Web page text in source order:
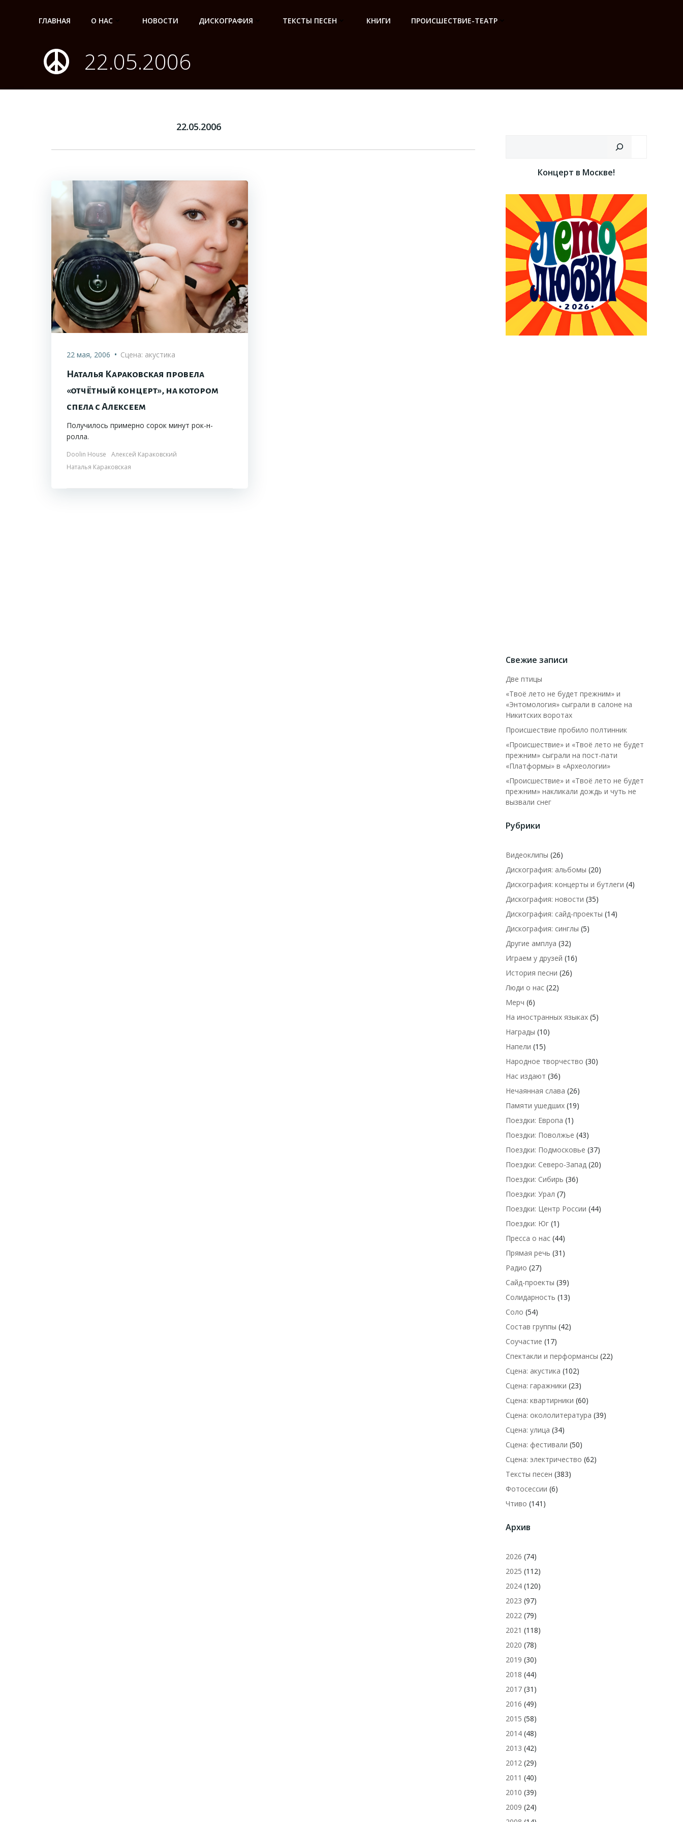
ГЛАВНАЯ О НАС НОВОСТИ ДИСКОГРАФИЯ ТЕКСТЫ ПЕСЕН КНИГИ ПРОИСШЕСТВИЕ-ТЕАТР
22.05.2006
22.05.2006
22 мая, 2006 • Сцена: акустика
Наталья Караковская провела
«отчётный концерт», на котором
спела с Алексеем
Получилось примерно сорок минут рок-н-
ролла.
Doolin House
Алексей Караковский
Наталья Караковская
Концерт в Москве!
Свежие записи
Две птицы
«Твоё лето не будет прежним» и
«Энтомология» сыграли в салоне на
Никитских воротах
Происшествие пробило полтинник
«Происшествие» и «Твоё лето не будет
прежним» сыграли на пост-пати
«Платформы» в «Археологии»
«Происшествие» и «Твоё лето не будет
прежним» накликали дождь и чуть не
вызвали снег
Рубрики
Видеоклипы (26)
Дискография: альбомы (20)
Дискография: концерты и бутлеги (4)
Дискография: новости (35)
Дискография: сайд-проекты (14)
Дискография: синглы (5)
Другие амплуа (32)
Играем у друзей (16)
История песни (26)
Люди о нас (22)
Мерч (6)
На иностранных языках (5)
Награды (10)
Напели (15)
Народное творчество (30)
Нас издают (36)
Нечаянная слава (26)
Памяти ушедших (19)
Поездки: Европа (1)
Поездки: Поволжье (43)
Поездки: Подмосковье (37)
Поездки: Северо-Запад (20)
Поездки: Сибирь (36)
Поездки: Урал (7)
Поездки: Центр России (44)
Поездки: Юг (1)
Пресса о нас (44)
Прямая речь (31)
Радио (27)
Сайд-проекты (39)
Солидарность (13)
Соло (54)
Состав группы (42)
Соучастие (17)
Спектакли и перформансы (22)
Сцена: акустика (102)
Сцена: гаражники (23)
Сцена: квартирники (60)
Сцена: окололитература (39)
Сцена: улица (34)
Сцена: фестивали (50)
Сцена: электричество (62)
Тексты песен (383)
Фотосессии (6)
Чтиво (141)
Архив
2026 (74)
2025 (112)
2024 (120)
2023 (97)
2022 (79)
2021 (118)
2020 (78)
2019 (30)
2018 (44)
2017 (31)
2016 (49)
2015 (58)
2014 (48)
2013 (42)
2012 (29)
2011 (40)
2010 (39)
2009 (24)